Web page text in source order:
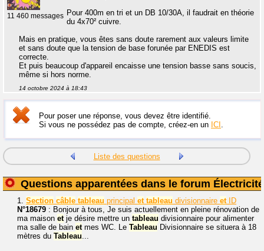
11 460 messages Pour 400m en tri et un DB 10/30A, il faudrait en théorie
du 4x70² cuivre.
Mais en pratique, vous êtes sans doute rarement aux valeurs limite
et sans doute que la tension de base forunée par ENEDIS est
correcte.
Et puis beaucoup d'appareil encaisse une tension basse sans soucis,
même si hors norme.
14 octobre 2024 à 18:43
Pour poser une réponse, vous devez être identifié.
Si vous ne possédez pas de compte, créez-en un ICI
Liste des questions
Questions apparentées dans le forum Électricité
1. Section câble tableau principal et tableau divisionnaire et ID
N°18679 : Bonjour à tous, Je suis actuellement en pleine rénovation de
ma maison et je désire mettre un tableau divisionnaire pour alimenter
ma salle de bain et mes WC. Le Tableau Divisionnaire se situera à 18
mètres du Tableau